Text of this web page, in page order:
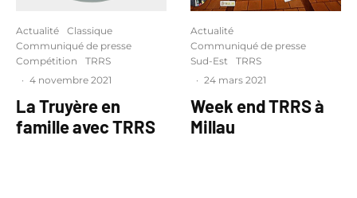
Actualité
Classique
Communiqué de presse
Compétition
TRRS
· 4 novembre 2021
La Truyère en
famille avec TRRS
Actualité
Communiqué de presse
Sud-Est
TRRS
· 24 mars 2021
Week end TRRS à
Millau